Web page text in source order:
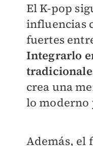
El K-pop
influencias
fuertes
Integrarlo
crea una
lo moderno
Además, el